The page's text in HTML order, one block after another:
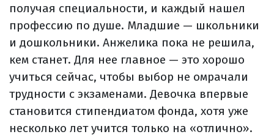
получая специальности, и каждый нашел
профессию по душе. Младшие — школьники
и дошкольники. Анжелика пока не решила,
кем станет. Для нее главное — это хорошо
учиться сейчас, чтобы выбор не омрачали
трудности с экзаменами. Девочка впервые
становится стипендиатом фонда, хотя уже
несколько лет учится только на «отлично».